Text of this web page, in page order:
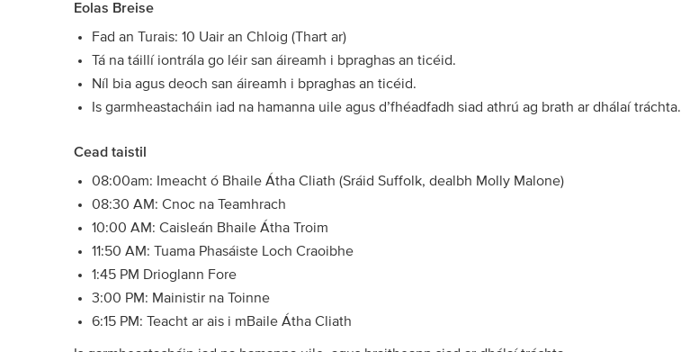
Eolas Breise
Fad an Turais: 10 Uair an Chloig (Thart ar)
Tá na táillí iontrála go léir san áireamh i bpraghas an ticéid.
Níl bia agus deoch san áireamh i bpraghas an ticéid.
Is garmheastacháin iad na hamanna uile agus d’fhéadfadh siad athrú ag brath ar dhálaí tráchta.
Cead taistil
08:00am: Imeacht ó Bhaile Átha Cliath (Sráid Suffolk, dealbh Molly Malone)
08:30 AM: Cnoc na Teamhrach
10:00 AM: Caisleán Bhaile Átha Troim
11:50 AM: Tuama Phasáiste Loch Craoibhe
1:45 PM Drioglann Fore
3:00 PM: Mainistir na Toinne
6:15 PM: Teacht ar ais i mBaile Átha Cliath